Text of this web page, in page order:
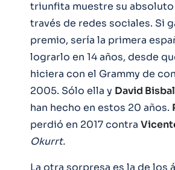
triunfita muestre su absoluto
través de redes sociales. Si
premio, sería la primera
lograrlo en 14 años, desde
hiciera con el Grammy de
2005. Sólo ella y David Bisbal
han hecho en estos 20 años.
perdió en 2017 contra
Okurrt.
La otra sorpresa es la de los